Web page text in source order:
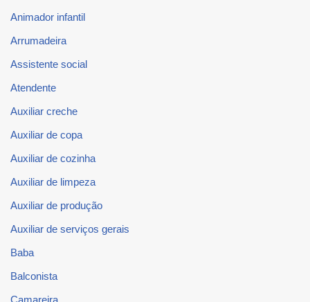
Animador infantil
Arrumadeira
Assistente social
Atendente
Auxiliar creche
Auxiliar de copa
Auxiliar de cozinha
Auxiliar de limpeza
Auxiliar de produção
Auxiliar de serviços gerais
Baba
Balconista
Camareira